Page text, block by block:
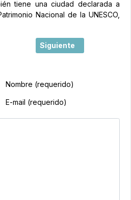
tiene una ciudad declarada a
Nacional de la UNESCO,
que un plato de arroz puede
Artículo siguiente:
Siguiente
Nombre (requerido)
E-mail (requerido)